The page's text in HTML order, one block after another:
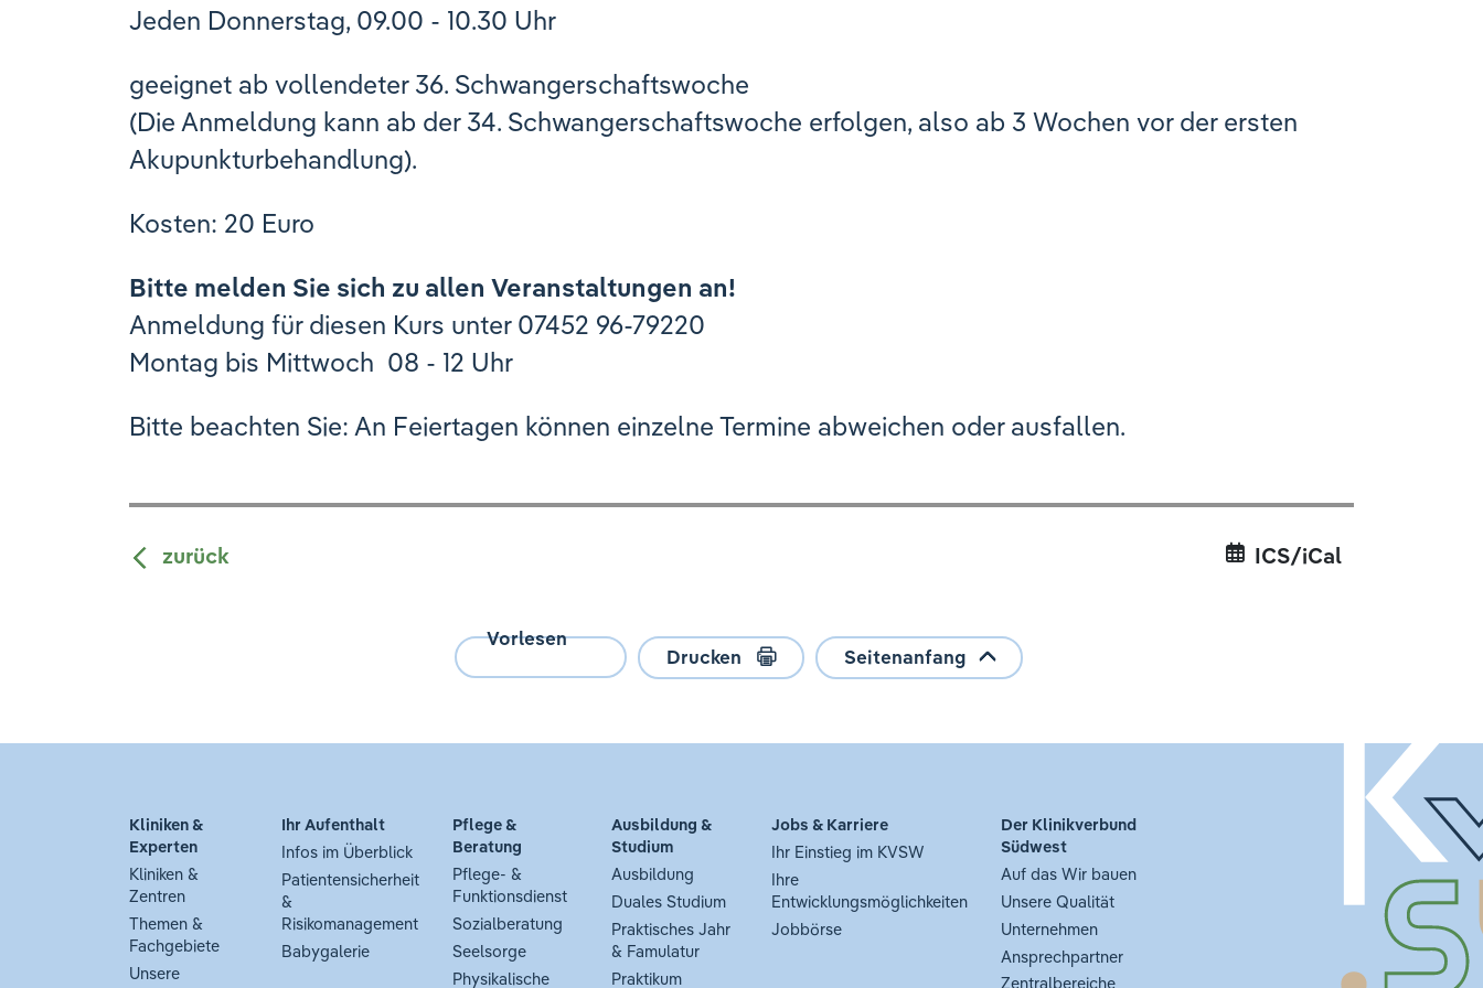
Jeden Donnerstag, 09.00 - 10.30 Uhr
geeignet ab vollendeter 36. Schwangerschaftswoche
(Die Anmeldung kann ab der 34. Schwangerschaftswoche erfolgen, also ab 3 Wochen vor der ersten
Akupunkturbehandlung).
Kosten: 20 Euro
Bitte melden Sie sich zu allen Veranstaltungen an!
Anmeldung für diesen Kurs unter 07452 96-79220
Montag bis Mittwoch 08 - 12 Uhr
Bitte beachten Sie: An Feiertagen können einzelne Termine abweichen oder ausfallen.
zurück ICS/iCal
Vorlesen
Drucken
Seitenanfang
Kliniken &
Experten
Kliniken &
Zentren
Themen &
Fachgebiete
Unsere
Ihr Aufenthalt
Infos im Überblick
Patientensicherheit
&
Risikomanagement
Babygalerie
Pflege &
Beratung
Pflege- &
Funktionsdienst
Sozialberatung
Seelsorge
Physikalische
Ausbildung &
Studium
Ausbildung
Duales Studium
Praktisches Jahr
& Famulatur
Praktikum
Jobs & Karriere
Ihr Einstieg im KVSW
Ihre
Entwicklungsmöglichkeiten
Jobbörse
Der Klinikverbund
Südwest
Auf das Wir bauen
Unsere Qualität
Unternehmen
Ansprechpartner
Zentralbereiche